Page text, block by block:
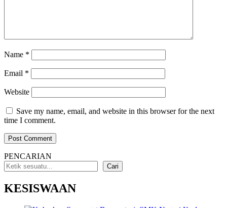
Name *
Email *
Website
Save my name, email, and website in this browser for the next
time I comment.
PENCARIAN
Cari
KESISWAAN